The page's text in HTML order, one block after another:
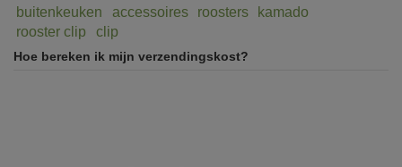
buitenkeuken accessoires roosters
kamado
rooster clip
clip
Hoe bereken ik mijn verzendingskost?